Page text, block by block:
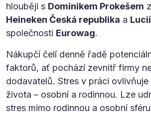
hlouběji s Dominikem Prokešem
Heineken Česká republika a
společnosti Eurowag.
Nákupčí čelí denně řadě
faktorů, ať pochází zevnitř firmy
dodavatelů. Stres v práci
života – osobní a rodinnou. Lze
stres mimo rodinnou a osobní